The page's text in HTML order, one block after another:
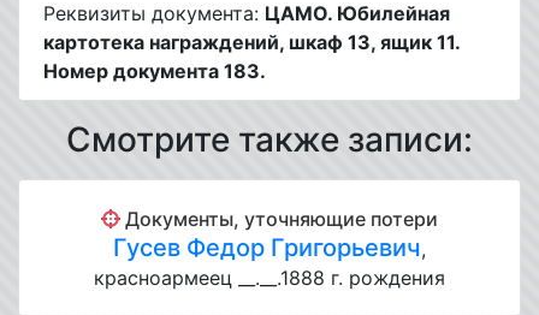
Реквизиты документа: ЦАМО. Юбилейная
картотека награждений, шкаф 13, ящик 11.
Номер документа 183.
Смотрите также записи:
Документы, уточняющие потери
Гусев Федор Григорьевич,
красноармеец __.__.1888 г. рождения